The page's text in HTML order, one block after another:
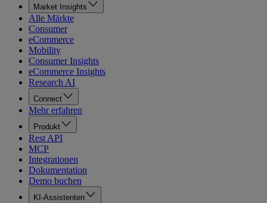
Market Insights
Alle Märkte
Consumer
eCommerce
Mobility
Consumer Insights
eCommerce Insights
Research AI
Connect
Mehr erfahren
Produkt
Rest API
MCP
Integrationen
Dokumentation
Demo buchen
KI-Assistenten